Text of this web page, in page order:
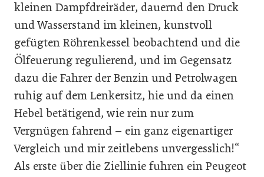
kleinen Dampfdreiräder, dauernd den Druck
und Wasserstand im kleinen, kunstvoll
gefügten Röhrenkessel beobachtend und die
Ölfeuerung regulierend, und im Gegensatz
dazu die Fahrer der Benzin­ und Petrolwagen
ruhig auf dem Lenkersitz, hie und da einen
Hebel betätigend, wie rein nur zum
Vergnügen fahrend – ein ganz eigenartiger
Vergleich und mir zeitlebens unvergesslich!“
Als erste über die Ziellinie fuhren ein Peugeot